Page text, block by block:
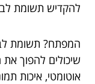
להקדיש תשומת
המפתח? תשומת לב
שיכולים להפוך
אוטומטי, איכות